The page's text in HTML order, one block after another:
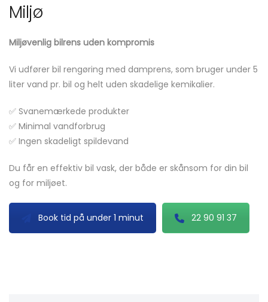
Miljø
Miljøvenlig bilrens uden kompromis
Vi udfører bil rengøring med damprens, som bruger under 5
liter vand pr. bil og helt uden skadelige kemikalier.
✅ Svanemærkede produkter
✅ Minimal vandforbrug
✅ Ingen skadeligt spildevand
Du får en effektiv bil vask, der både er skånsom for din bil
og for miljøet.
Book tid på under 1 minut 22 90 91 37